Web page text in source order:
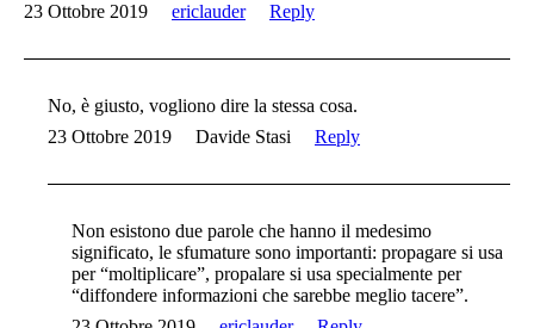
23 Ottobre 2019
ericlauder Reply
No, è giusto, vogliono dire la stessa cosa.
23 Ottobre 2019
Davide Stasi Reply
Non esistono due parole che hanno il medesimo
significato, le sfumature sono importanti: propagare si usa
per “moltiplicare”, propalare si usa specialmente per
“diffondere informazioni che sarebbe meglio tacere”.